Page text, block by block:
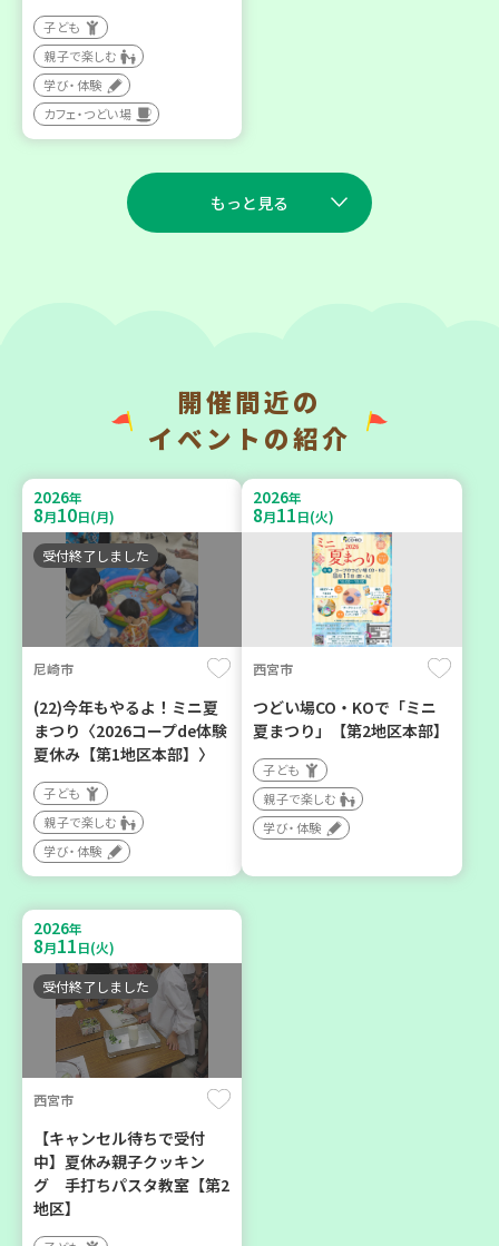
子ども
親子で楽しむ
学び・体験
カフェ・つどい場
もっと見る
神戸市兵庫区
BOSAI(ぼうさい)教室～か
ぞくで楽しくまなぼうさい
～
学び・体験
平和・防災
神戸市東灘区
ティールームすみれ会」
（毎月第2金曜日）
カフェ・つどい場
2026年
9 10
神戸市東灘区
地域で暮らしたい 「コープ
くらしの助け合いの会」(会
場：住吉)
ボランティア
2026年
4
2026年
8月27
開催間近の
イベントの紹介
2026年
8月10日(月)
受付終了しました
尼崎市
(22)今年もやるよ！ミニ夏
まつり〈2026コープde体験
夏休み【第1地区本部】〉
子ども
親子で楽しむ
学び・体験
2026年
8月11日(火)
西宮市
つどい場CO・KOで「ミニ
夏まつり」【第2地区本部】
子ども
親子で楽しむ
学び・体験
2026年
8月11日(火)
受付終了しました
西宮市
【キャンセル待ちで受付
中】夏休み親子クッキン
グ 手打ちパスタ教室【第2
地区】